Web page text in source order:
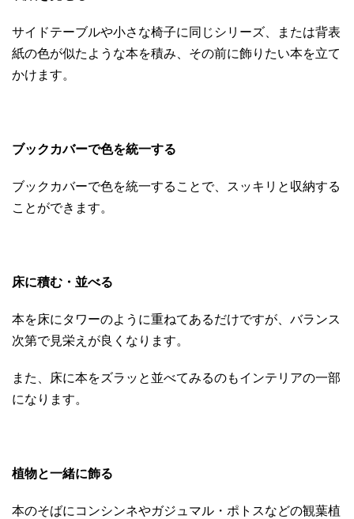
サイドテーブルや小さな椅子に同じシリーズ、または背表
紙の色が似たような本を積み、その前に飾りたい本を立て
かけます。
ブックカバーで色を統一する
ブックカバーで色を統一することで、スッキリと収納する
ことができます。
床に積む・並べる
本を床にタワーのように重ねてあるだけですが、バランス
次第で見栄えが良くなります。
また、床に本をズラッと並べてみるのもインテリアの一部
になります。
植物と一緒に飾る
本のそばにコンシンネやガジュマル・ポトスなどの観葉植